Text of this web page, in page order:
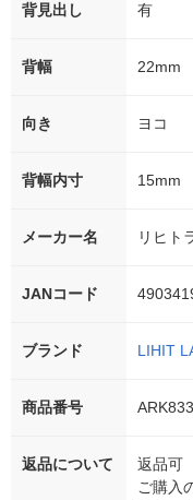
背見出し 有
背幅 22mm
向き ヨコ
背幅内寸 15mm
メーカー名 リヒト
JANコード
ブランド LIHIT
商品番号
返品について
返品可
ご購入